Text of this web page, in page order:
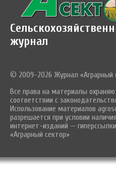
журнал
© 2009-2026 Журнал «Аграрный
Все права на материалы
соответствии с
Использование материалов
разрешается при условии
интернет-изданий —
«Аграрный сектор»